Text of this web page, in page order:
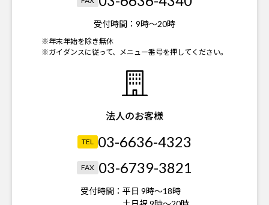
受付時間： 9時～20時
※年末年始を除き無休
※ガイダンスに従って、メニュー番号を押してください。
法人のお客様
TEL 03-6636-4323
FAX 03-6739-3821
受付時間： 平日 9時～18時